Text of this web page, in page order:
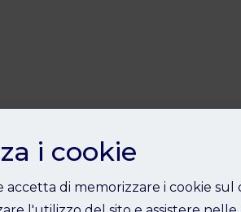
i cookie
di memorizzare i cookie sul